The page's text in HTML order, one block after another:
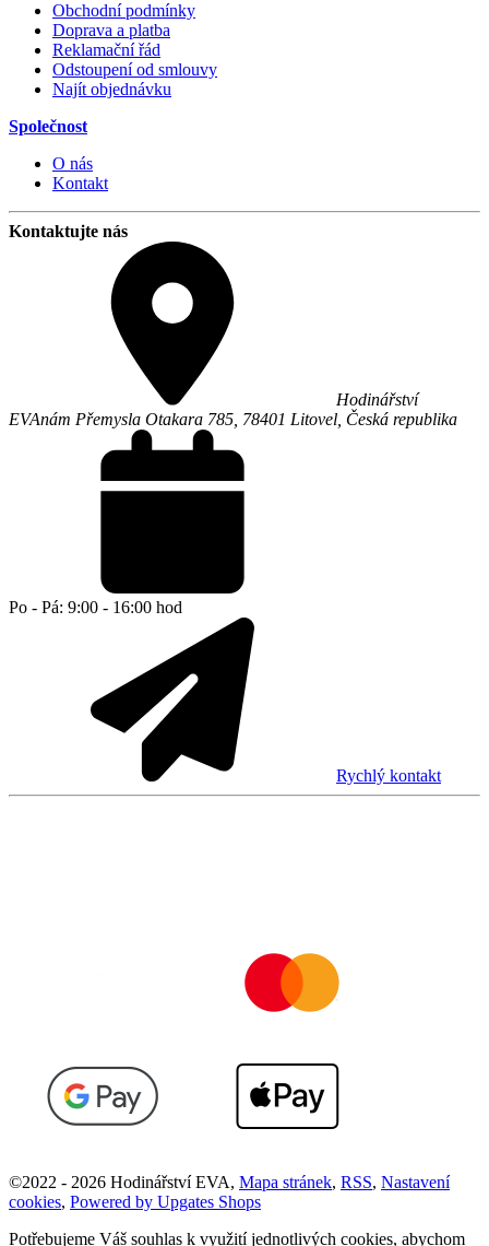
Obchodní podmínky
Doprava a platba
Reklamační řád
Odstoupení od smlouvy
Najít objednávku
Společnost
O nás
Kontakt
Kontaktujte nás
Hodinářství
EVAnám Přemysla Otakara 785, 78401 Litovel Česká republika
Po - Pá: 9:00 - 16:00 hod
Rychlý kontakt
©2022 - 2026 Hodinářství EVA, Mapa stránek, RSS, Nastavení
cookies, Powered by Upgates Shops
Potřebujeme Váš souhlas k využití jednotlivých cookies, abychom